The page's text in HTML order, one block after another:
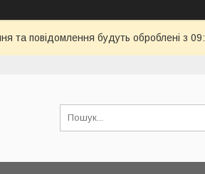
та повідомлення будуть оброблені з